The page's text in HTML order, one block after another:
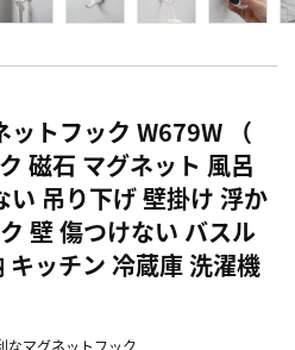
トフック W679W （
磁石 マグネット 風呂
い 吊り下げ 壁掛け 浮か
壁 傷つけない バスル
キッチン 冷蔵庫 洗濯機
なマグネットフック